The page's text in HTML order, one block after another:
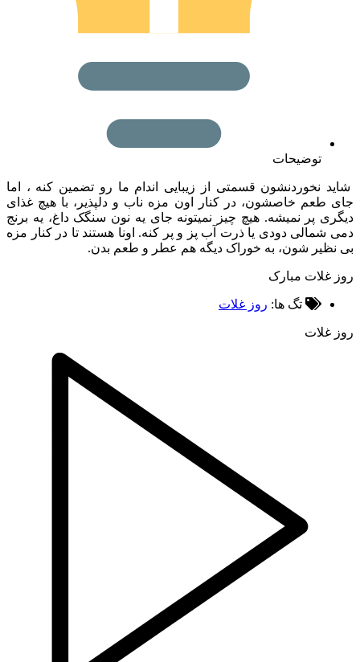
توضیحات
نخوردنشون قسمتی از زیبایی اندام ما رو تضمین کنه ، اما
طعم خاصشون، در کنار اون مزه ناب و دلپذیر، با هیچ غذای
پر نمیشه. هیچ چیز نمیتونه جای یه نون سنگک داغ، یه برنج
شمالی دودی یا ذرت آب پز و پر کنه. اونا هستند تا در کنار مزه
شون، به خوراک دیگه هم عطر و طعم بدن.
غلات مبارک
تگ ها: روز غلات
غلات